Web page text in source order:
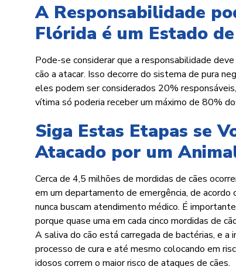
A Responsabilidade
Flórida é um Estado
Pode-se considerar que a responsabilidade
cão a atacar. Isso decorre do sistema de pura
eles podem ser considerados 20%
vítima só poderia receber um máximo de 80%
Siga Estas Etapas se
Atacado por um
Cerca de 4,5 milhões de mordidas de cães
em um departamento de emergência, de
nunca buscam atendimento médico. É
porque quase uma em cada cinco mordidas de
A saliva do cão está carregada de bactérias, e
processo de cura e até mesmo colocando em
idosos correm o maior risco de ataques de cães.